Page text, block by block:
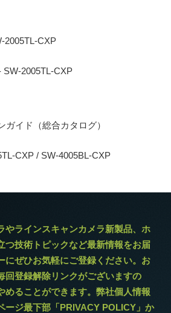
2005TL-CXP
SW-2005TL-CXP
ガイド（総合カタログ）
CXP / SW-4005BL-CXP
やラインスキャンカメラ新製品、ホ
つ技術トピックなど最新情報をお届
にぜひお気軽にご登録ください。お
回登録解除リンクがございますの
めることができます。弊社個人情報
ージ最下部「PRIVACY POLICY」か